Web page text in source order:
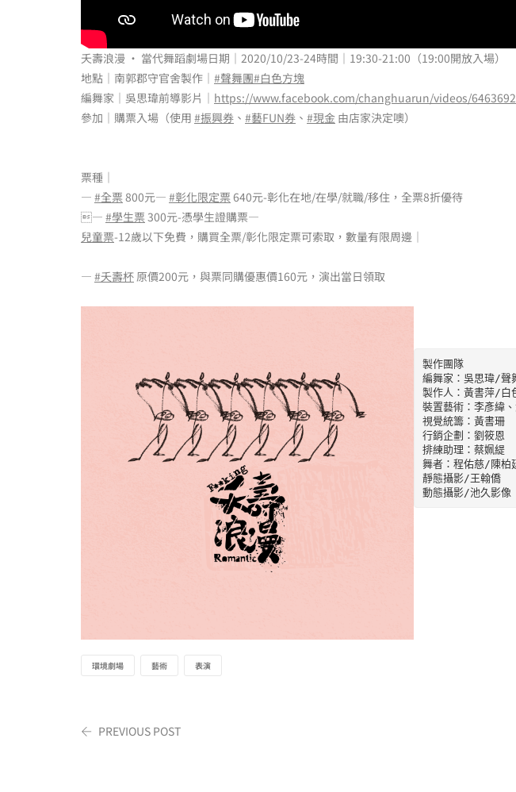
夭壽浪漫 ‧ 當代舞蹈劇場日期｜2020/10/23-24時間｜19:30-21:00（19:00開放入場）
地點｜南郭郡守官舍製作｜ #聲舞團#白色方塊
編舞家｜吳思瑋前導影片｜ https://www.facebook.com/changhuarun/videos/
參加｜購票入場（使用 #振興券 、 #藝FUN券 、 #現金 由店家決定噢）
票種｜
— #全票 800元— #彰化限定票 640元-彰化在地/在學/就職/移住，全票8折優待
— #學生票 300元-憑學生證購票—
兒童票-12歲以下免費，購買全票/彰化限定票可索取，數量有限周邊｜
— #夭壽杯 原價200元，與票同購優惠價160元，演出當日領取
製作團隊
編舞家：吳思瑋/聲
製作人：黃書萍/白
裝置藝術：李彥緯
視覺統籌：黃書珊
行銷企劃：劉筱恩
排練助理：蔡姵緹
舞者：程佑慈/陳
靜態攝影/王翰僑
動態攝影/池久影像
環境劇場 藝術 表演
PREVIOUS POST